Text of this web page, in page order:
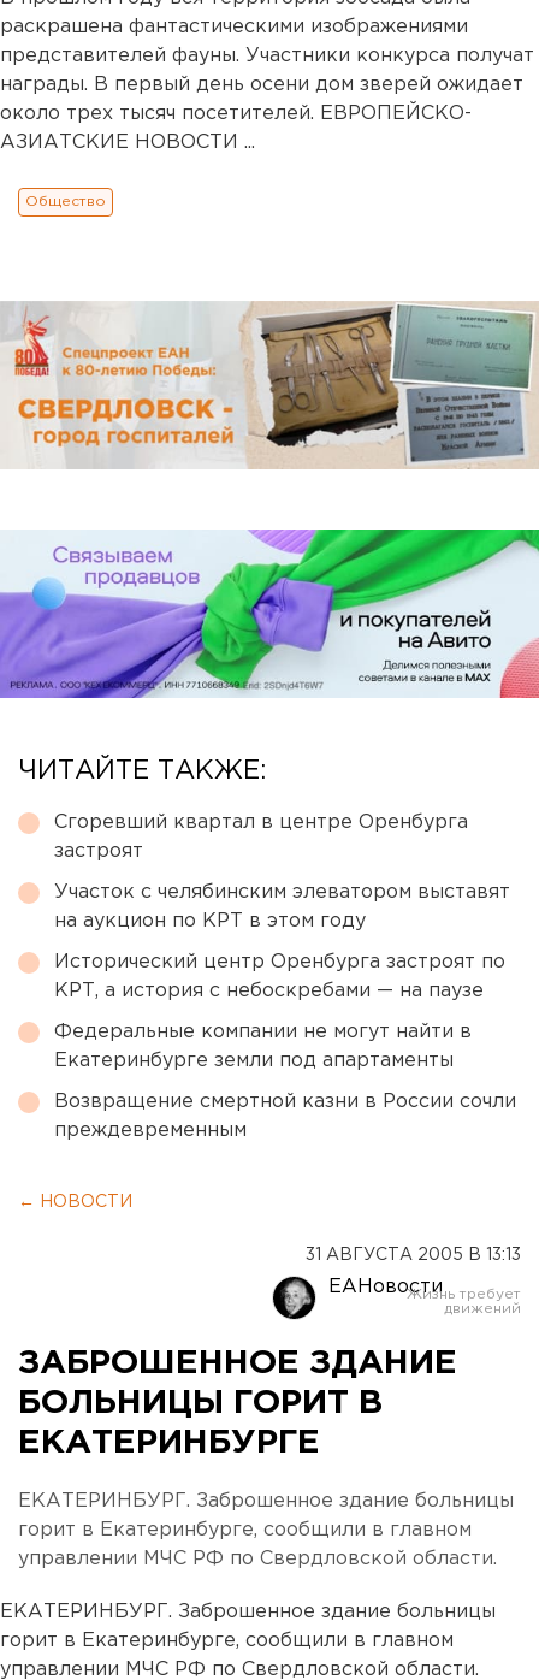
раскрашена фантастическими изображениями
представителей фауны. Участники конкурса получат
награды. В первый день осени дом зверей ожидает
около трех тысяч посетителей. ЕВРОПЕЙСКО-
АЗИАТСКИЕ НОВОСТИ ...
Общество
ЧИТАЙТЕ ТАКЖЕ:
Сгоревший квартал в центре Оренбурга
застроят
Участок с челябинским элеватором выставят
на аукцион по КРТ в этом году
Исторический центр Оренбурга застроят по
КРТ, а история с небоскребами — на паузе
Федеральные компании не могут найти в
Екатеринбурге земли под апартаменты
Возвращение смертной казни в России сочли
преждевременным
← НОВОСТИ
31 АВГУСТА 2005 В 13:13
ЕАНовости
ЗАБРОШЕННОЕ ЗДАНИЕ
БОЛЬНИЦЫ ГОРИТ В
ЕКАТЕРИНБУРГЕ
ЕКАТЕРИНБУРГ. Заброшенное здание больницы
горит в Екатеринбурге, сообщили в главном
управлении МЧС РФ по Свердловской области.
ЕКАТЕРИНБУРГ. Заброшенное здание больницы
горит в Екатеринбурге, сообщили в главном
управлении МЧС РФ по Свердловской области.